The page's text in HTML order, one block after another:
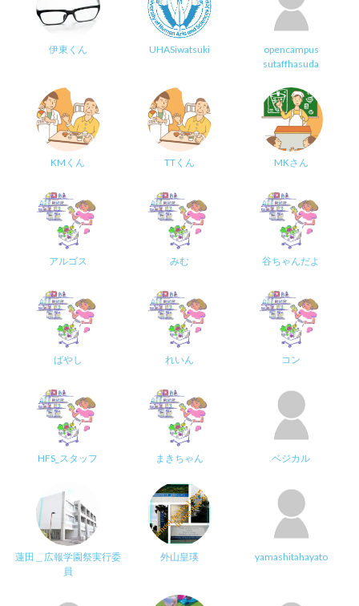
伊東くん UHASiwatsuki
opencampus
sutaffhasuda
KMくん TTくん MKさん
アルゴス みむ 谷ちゃんだよ
ばやし れいん コン
HFS_スタッフ まきちゃん ベジカル
蓮田＿広報学園祭実行委
員
外山皇瑛 yamashitahayato